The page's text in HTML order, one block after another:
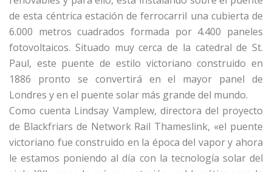
de esta céntrica estación de ferrocarril una cubierta de
6.000 metros cuadrados formada por 4.400 paneles
fotovoltaicos. Situado muy cerca de la catedral de St.
Paul, este puente de estilo victoriano construido en
1886 pronto se convertirá en el mayor panel de
Londres y en el puente solar más grande del mundo.
Como cuenta Lindsay Vamplew, directora del proyecto
de Blackfriars de Network Rail Thameslink, «el puente
victoriano fue construido en la época del vapor y ahora
le estamos poniendo al día con la tecnología solar del